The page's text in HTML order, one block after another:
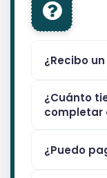
¿Recibo
¿Cuánto
completar
¿Puedo